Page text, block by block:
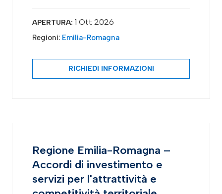
APERTURA: 1 Ott 2026
Regioni: Emilia-Romagna
RICHIEDI INFORMAZIONI
Regione Emilia-Romagna –
Accordi di investimento e
servizi per l'attrattività e